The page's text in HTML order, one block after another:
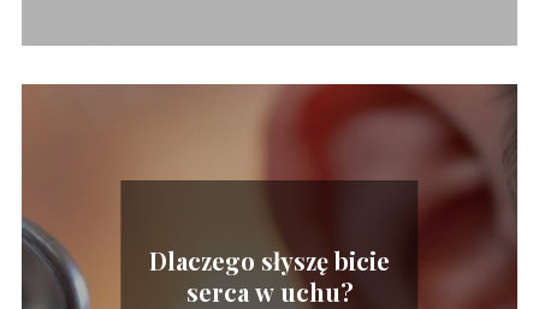
Dlaczego słyszę bicie
serca w uchu?